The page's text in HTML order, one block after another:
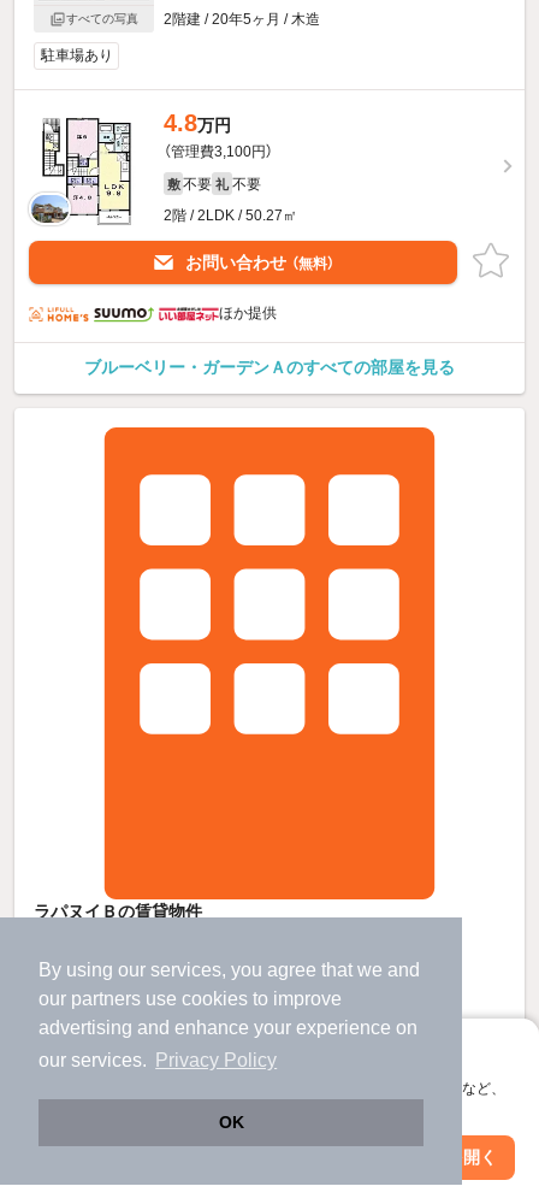
By using our services, you agree that we and
our partners use cookies to improve
advertising and enhance your experience on
our services.
Privacy Policy
OK
アプリに切り替えて、サクサクお部屋探し
会員登録なしですぐ使える。マップ検索やお気に入り保存など、
アプリを開く
すべての写真
2階建 / 20年5ヶ月 / 木造
駐車場あり
4.8万円
（管理費3,100円）
敷 不要 礼 不要
2階 / 2LDK / 50.27㎡
お問い合わせ （無料）
ほか提供
ブルーベリー・ガーデンＡのすべての部屋を見る
ラパヌイＢの賃貸物件
すべての写真
バルーンさが駅 歩29分 （長崎線）
牛津駅 歩 45 分 （長崎線）
佐賀県佐賀市久保田町大字久富
2階建 / 21年5ヶ月 / 木造
4.6万円
絞り込み条件を変更